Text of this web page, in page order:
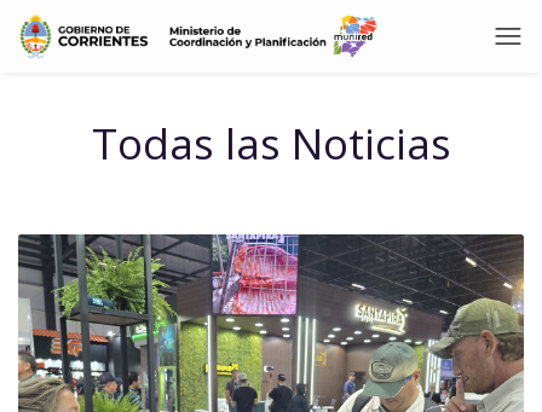
Todas las Noticias